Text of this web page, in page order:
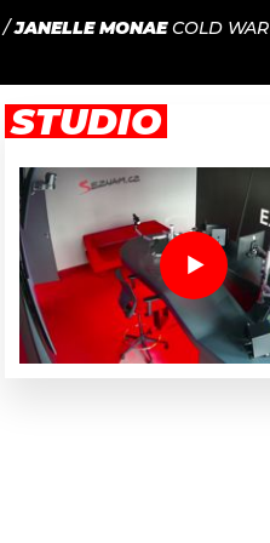
/JANELLE MONAE COLD WAR
STUDIO